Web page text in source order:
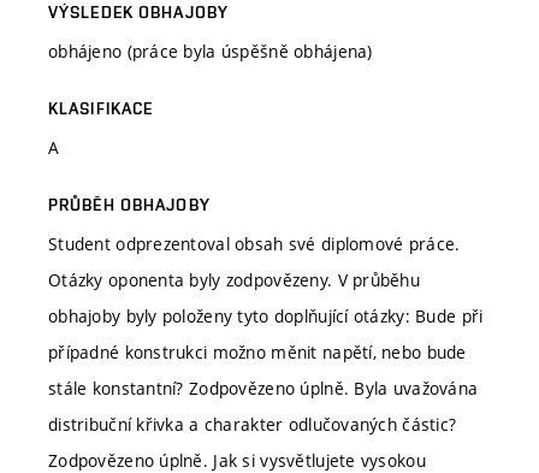
VÝSLEDEK OBHAJOBY
obhájeno (práce byla úspěšně obhájena)
KLASIFIKACE
A
PRŮBĚH OBHAJOBY
Student odprezentoval obsah své diplomové práce.
Otázky oponenta byly zodpovězeny. V průběhu
obhajoby byly položeny tyto doplňující otázky: Bude při
případné konstrukci možno měnit napětí, nebo bude
stále konstantní? Zodpovězeno úplně. Byla uvažována
distribuční křivka a charakter odlučovaných částic?
Zodpovězeno úplně. Jak si vysvětlujete vysokou